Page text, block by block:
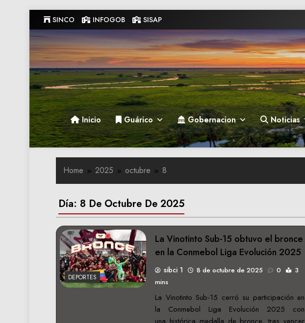
to
content
SINCO INFOGOB SISAP
Gobernacion de Guarico
Gobernacion de Guarico
Inicio Guárico Gobernacion Noticias
Home 2025 octubre 8
Día: 8 De Octubre De 2025
DEPORTES
La Vinotinto Sub-15 obtuvo el bronce
en la Conmebol Liga Evolución 2025
sibci 1 8 de octubre de 2025 0
3
mins
La Vinotinto Sub-15 cerró su participación en
la Conmebol Liga Evolución 2025 con